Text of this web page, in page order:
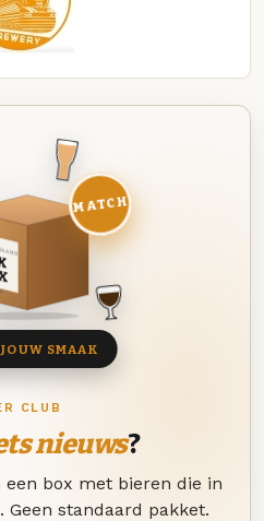
CLUB
nieuws?
een box met bieren die in
standaard pakket.
MATCH
JOUW SMAAK